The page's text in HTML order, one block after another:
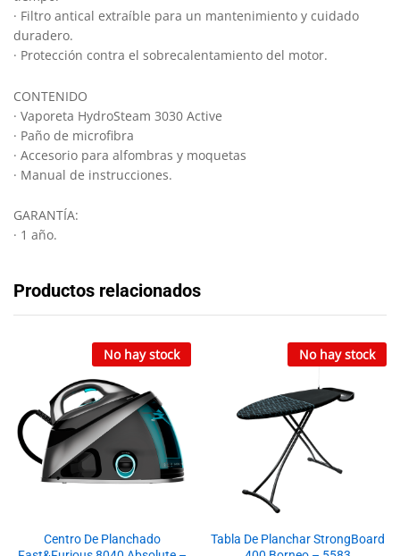
· Filtro antical extraíble para un mantenimiento y cuidado
duradero.
· Protección contra el sobrecalentamiento del motor.
CONTENIDO
· Vaporeta HydroSteam 3030 Active
· Paño de microfibra
· Accesorio para alfombras y moquetas
· Manual de instrucciones.
GARANTÍA:
· 1 año.
Productos relacionados
No hay stock
Centro De Planchado
No hay stock
Tabla De Planchar StrongBoard